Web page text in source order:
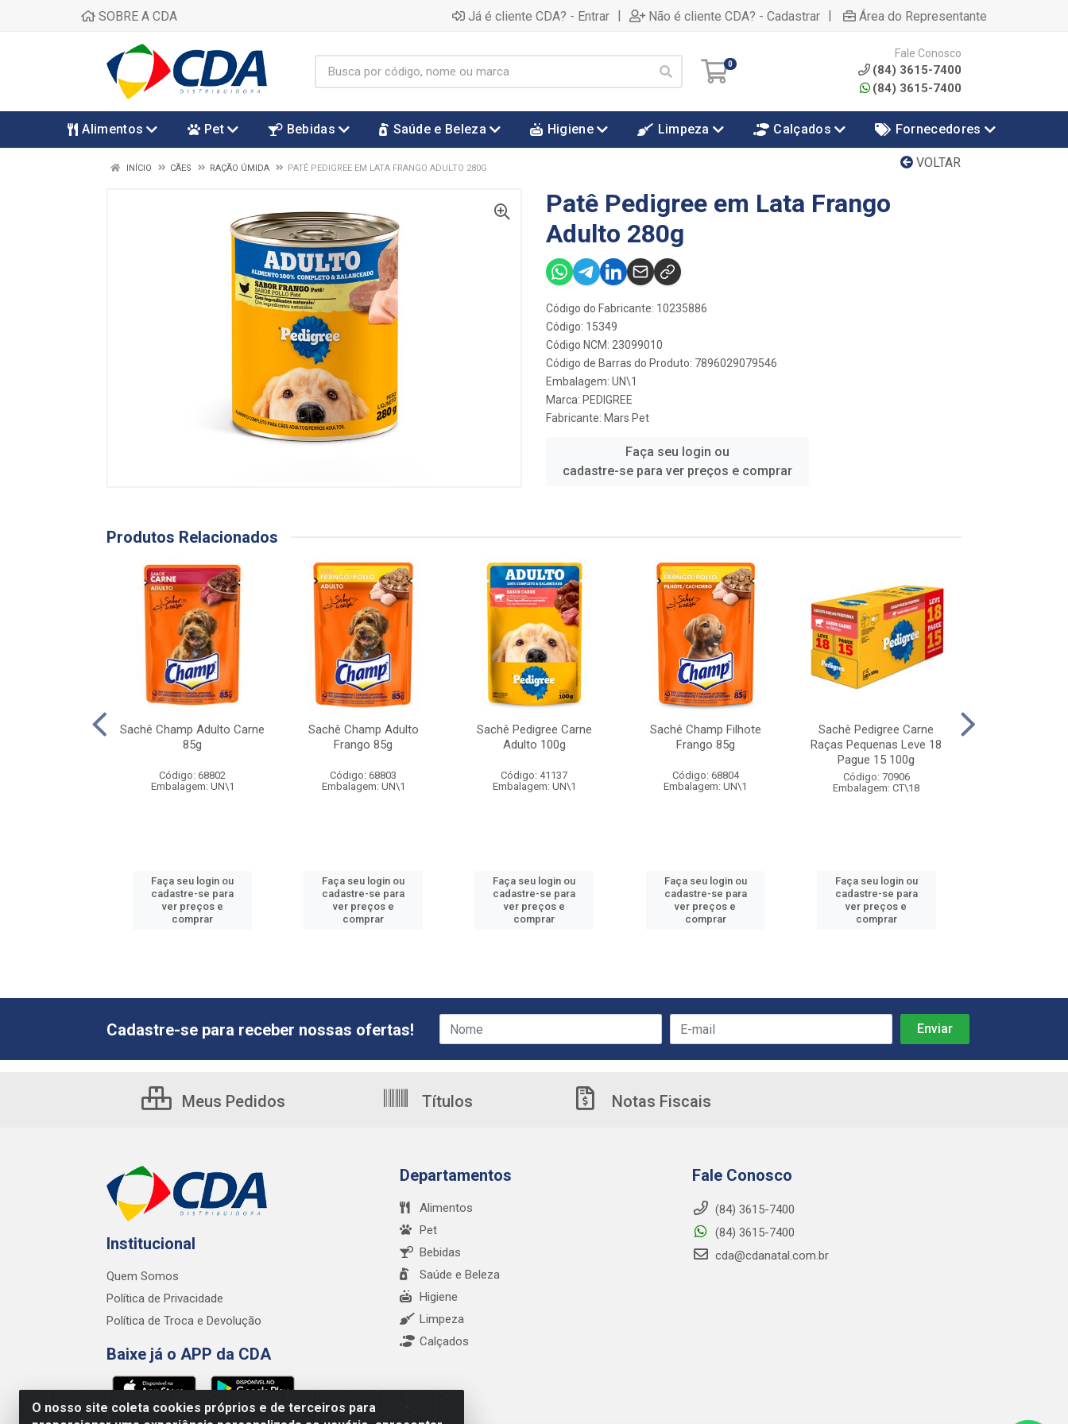
SOBRE A CDA Já é cliente CDA? - Entrar | Não é cliente CDA? - Cadastrar | Área do Representante
0
Fale Conosco
(84) 3615-7400
(84) 3615-7400
Alimentos Pet Bebidas Saúde e Beleza Higiene Limpeza Calçados Fornecedores
VOLTAR
INÍCIO CÃES RAÇÃO ÚMIDA PATÊ PEDIGREE EM LATA FRANGO ADULTO 280G
Patê Pedigree em Lata Frango
Adulto 280g
Código do Fabricante: 10235886
Código: 15349
Código NCM: 23099010
Código de Barras do Produto: 7896029079546
Embalagem: UN\1
Marca: PEDIGREE
Fabricante: Mars Pet
Faça seu login ou
cadastre-se para ver preços e comprar
Produtos Relacionados
Sachê Champ Adulto Carne
85g
Código: 68802
Embalagem: UN\1
Faça seu login ou
cadastre-se para
ver preços e
comprar
Sachê Champ Adulto
Frango 85g
Código: 68803
Embalagem: UN\1
Faça seu login ou
cadastre-se para
ver preços e
comprar
Sachê Pedigree Carne
Adulto 100g
Código: 41137
Embalagem: UN\1
Faça seu login ou
cadastre-se para
ver preços e
comprar
Sachê Champ Filhote
Frango 85g
Código: 68804
Embalagem: UN\1
Faça seu login ou
cadastre-se para
ver preços e
comprar
Sachê Pedigree Carne
Raças Pequenas Leve 18
Pague 15 100g
Código: 70906
Embalagem: CT\18
Faça seu login ou
cadastre-se para
ver preços e
comprar
O nosso site coleta cookies próprios e de terceiros para
Cadastre-se para receber nossas ofertas!
Meus Pedidos Títulos Notas Fiscais
Institucional
Quem Somos
Política de Privacidade
Política de Troca e Devolução
Baixe já o APP da CDA
Departamentos
Alimentos
Pet
Bebidas
Saúde e Beleza
Higiene
Limpeza
Calçados
Fale Conosco
(84) 3615-7400
(84) 3615-7400
cda@cdanatal.com.br